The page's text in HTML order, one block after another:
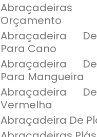
Abraçadeiras
Orçamento
Abraçadeira
Para Cano
Abraçadeira
Para Mangueira
Abraçadeira
Vermelha
Abraçadeira De